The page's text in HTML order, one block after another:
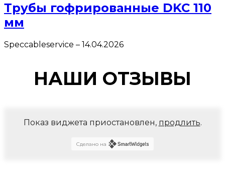
Трубы гофрированные DKC 110
мм
Speccableservice – 14.04.2026
НАШИ ОТЗЫВЫ
Показ виджета приостановлен, продлить.
Сделано на